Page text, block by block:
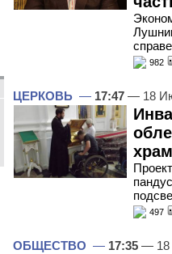
982
ЦЕРКОВЬ — 17:47 — 18
497
ОБЩЕСТВО — 17:35 — 18